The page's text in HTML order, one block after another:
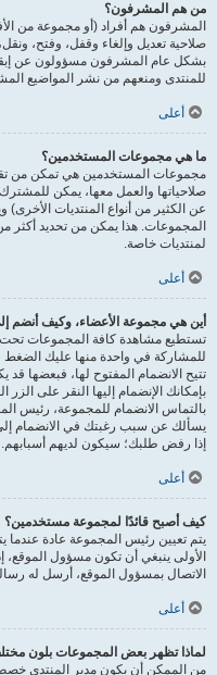
من هم المشرفون؟
المشرفون هم أفراد (أو مجموعة من
صلاحية تعديل وإلغاء وقفل، وفتح،
بشكل عام المشرفون مسؤولون عن
للمنتدى ومنعهم من نشر المواضيع
أعلى
ما هي مجموعات المستخدمين؟
مجموعات المستخدمين هي تمكن من
صلاحياتها والعمل معها، يمكن
عن الكثير من أنواع المنتديات
المجموعات. هذا يمكن من تحديد أكثر
لمنتديات خاصة.
أعلى
أين هي مجموعة الأعضاء، وكيف أنضم
تستطيع مشاهدة كافة المجموعات تحت
للمشاركة في واحدة منها عليك الضغط
تتيح الانضمام المفتوح لها، فبعضها قد
بإمكانك الإنضمام إليها النقر على
بالتماس الانضمام للمجموعة، رئيس
يسألك عن سبب رغبتك في الانضمام
إذا رفض طلبك؛ سيكون لديهم أسبابهم.
أعلى
كيف أصبح قائدًا لمجموعة مستخدمين؟
يتم تعيين رئيس المجموعة عادة عندما
الأولى ينبغي أن تكون مسؤول
الاتصال بمسؤول الموقع، أرسل له
أعلى
لماذا تظهر بعض المجموعات بلون
من الممكن أن يكون مدير المنتدى